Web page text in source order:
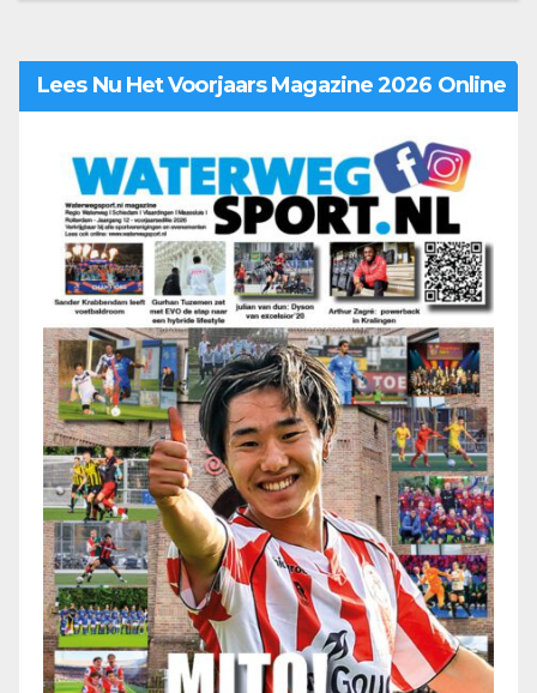
Lees Nu Het Voorjaars Magazine 2026 Online